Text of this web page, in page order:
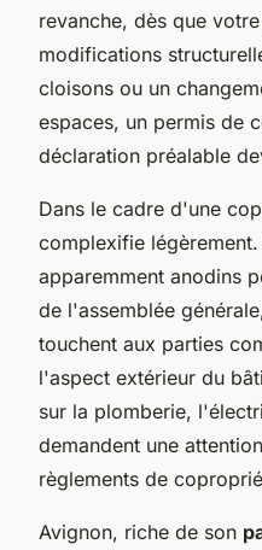
revanche, dès que
modifications
cloisons ou un
espaces, un permis de
déclaration préalable
Dans le cadre d'une
complexifie
apparemment anodins
de l'assemblée
touchent aux parties
l'aspect extérieur du
sur la plomberie,
demandent une
règlements de
Avignon, riche de son